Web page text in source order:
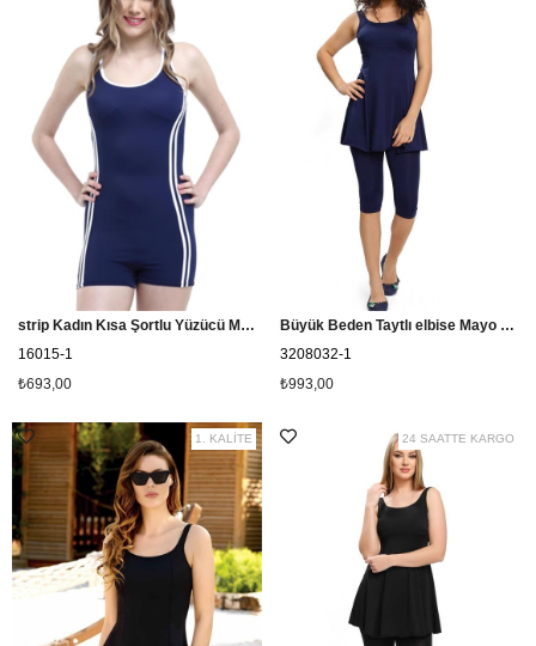
strip Kadın Kısa Şortlu Yüzücü Mayo 16015 - Lacivert
16015-1
₺693,00
Büyük Beden Taytlı elbise Mayo Cersy 3208032 Lacivert
3208032-1
₺993,00
1. KALİTE 24 SAATTE KARGO